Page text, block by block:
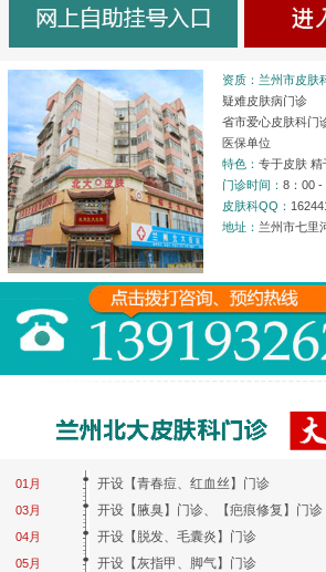
资质：兰州市皮肤
疑难皮肤病门诊
省市爱心皮肤科门
医保单位
特色：专于皮肤 精
门诊时间：8：00 -
皮肤科QQ：
地址： 兰州市七里
01月
03月
04月
05月
开设【青春痘、红血丝】门诊
开设【腋臭】门诊、【疤痕修复】门诊
开设【脱发、毛囊炎】门诊
开设【灰指甲、脚气】门诊